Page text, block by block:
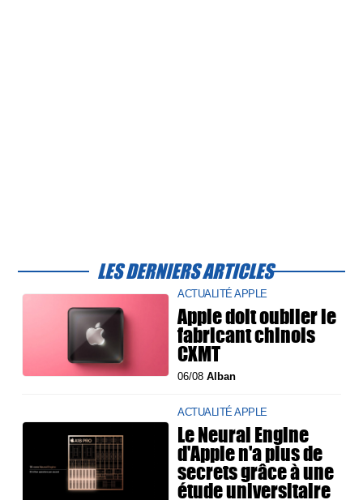
LES DERNIERS ARTICLES
ACTUALITÉ APPLE
Apple doit oublier le
fabricant chinois
CXMT
06/08Alban
ACTUALITÉ APPLE
Le Neural Engine
d'Apple n'a plus de
secrets grâce à une
étude universitaire